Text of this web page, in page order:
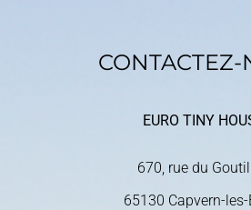
CONTACTEZ-
EURO TINY
670, rue du
65130 Capvern-